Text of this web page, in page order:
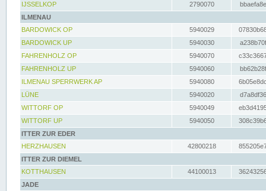
IJSSELKOP
2790070
ILMENAU
BARDOWICK OP
5940029
BARDOWICK UP
5940030
FAHRENHOLZ OP
5940070
FAHRENHOLZ UP
5940060
ILMENAU SPERRWERK AP
5940080
LÜNE
5940020
WITTORF OP
5940049
WITTORF UP
5940050
ITTER ZUR EDER
HERZHAUSEN
42800218
ITTER ZUR DIEMEL
KOTTHAUSEN
44100013
JADE